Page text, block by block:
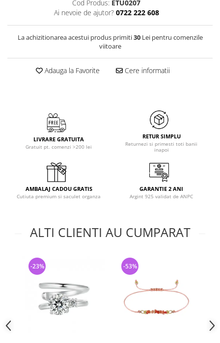
Cod Produs: ETU0207
Ai nevoie de ajutor? 0722 222 608
La achizitionarea acestui produs primiti30Lei pentru comenzile
viitoare
Adauga la Favorite Cere informatii
LIVRARE GRATUITA
Gratuit pt. comenzi >200 lei
RETUR SIMPLU
Returnezi si primesti toti banii
inapoi
AMBALAJ CADOU GRATIS
Cutiuta premium si saculet organza
GARANTIE 2 ANI
Argint 925 validat de ANPC
ALTI CLIENTI AU CUMPARAT
-23% -53%